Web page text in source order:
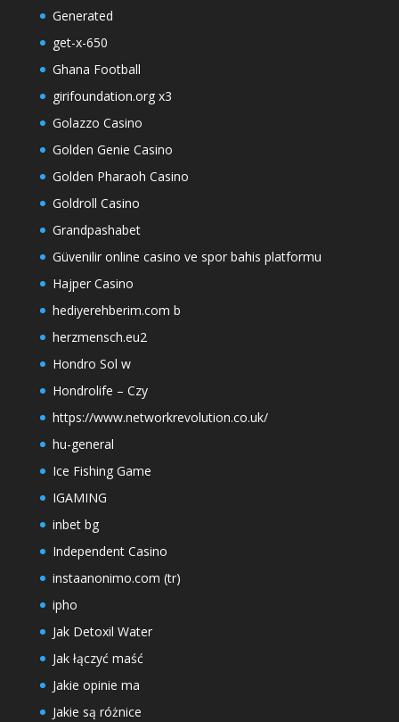
Generated
get-x-650
Ghana Football
girifoundation.org x3
Golazzo Casino
Golden Genie Casino
Golden Pharaoh Casino
Goldroll Casino
Grandpashabet
Güvenilir online casino ve spor bahis platformu
Hajper Casino
hediyerehberim.com b
herzmensch.eu2
Hondro Sol w
Hondrolife – Czy
https://www.networkrevolution.co.uk/
hu-general
Ice Fishing Game
IGAMING
inbet bg
Independent Casino
instaanonimo.com (tr)
ipho
Jak Detoxil Water
Jak łączyć maść
Jakie opinie ma
Jakie są różnice